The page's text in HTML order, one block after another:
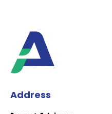
Address